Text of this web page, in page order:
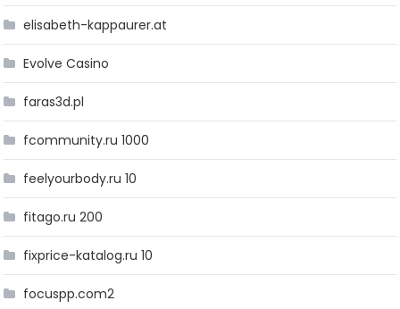
elisabeth-kappaurer.at
Evolve Casino
faras3d.pl
fcommunity.ru 1000
feelyourbody.ru 10
fitago.ru 200
fixprice-katalog.ru 10
focuspp.com2